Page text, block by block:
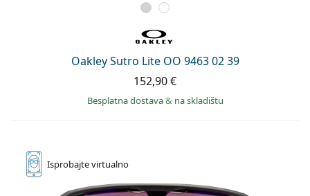
Oakley Sutro Lite OO 9463 02 39
152,90 €
Besplatna dostava& na skladištu
Isprobajtevirtualno